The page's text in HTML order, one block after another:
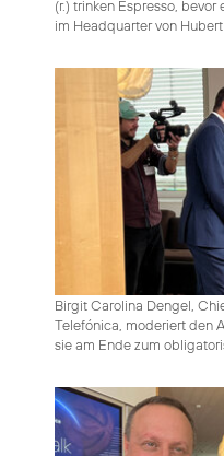
(r.) trinken Espresso,
im Headquarter von
Birgit Carolina Dengel,
Telefónica, moderiert den
sie am Ende zum